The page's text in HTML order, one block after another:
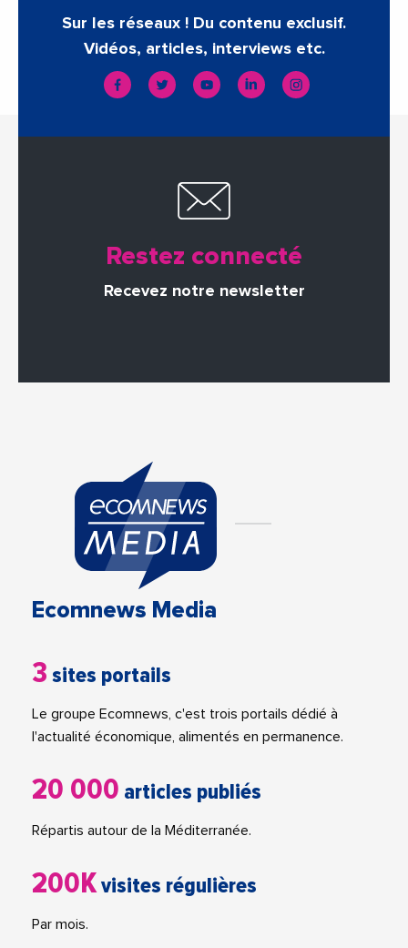
Sur les réseaux ! Du contenu exclusif.
Vidéos, articles, interviews etc.
Restez connecté
Recevez notre newsletter
Ecomnews Media
3 sites portails
Le groupe Ecomnews, c'est trois portails dédié à
l'actualité économique, alimentés en permanence.
20 000 articles publiés
Répartis autour de la Méditerranée.
200Kvisites régulières
Par mois.